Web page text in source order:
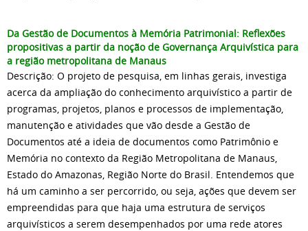
Da Gestão de Documentos à Memória Patrimonial: Reflexões
propositivas a partir da noção de Governança Arquivística para
a região metropolitana de Manaus
Descrição: O projeto de pesquisa, em linhas gerais, investiga
acerca da ampliação do conhecimento arquivístico a partir de
programas, projetos, planos e processos de implementação,
manutenção e atividades que vão desde a Gestão de
Documentos até a ideia de documentos como Patrimônio e
Memória no contexto da Região Metropolitana de Manaus,
Estado do Amazonas, Região Norte do Brasil. Entendemos que
há um caminho a ser percorrido, ou seja, ações que devem ser
empreendidas para que haja uma estrutura de serviços
arquivísticos a serem desempenhados por uma rede atores